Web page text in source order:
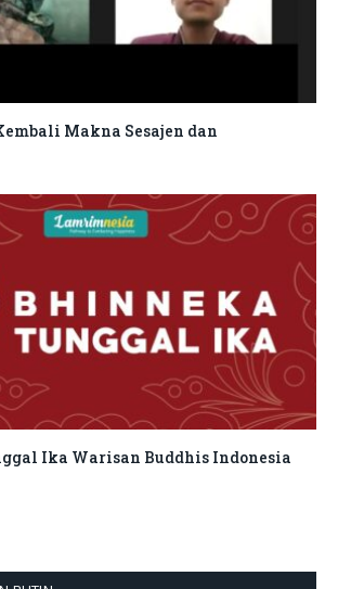
Makna Sesajen dan
Ika Warisan Buddhis Indonesia